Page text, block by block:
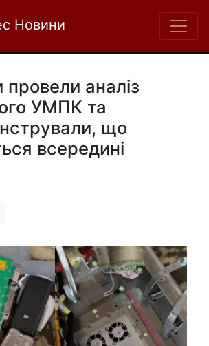
Новини
провели аналіз
УМПК та
що
всередині